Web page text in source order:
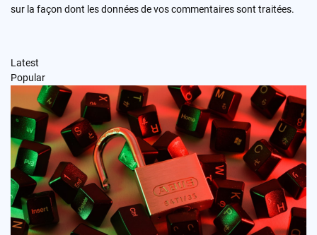
sur la façon dont les données de vos commentaires sont traitées.
Latest
Popular